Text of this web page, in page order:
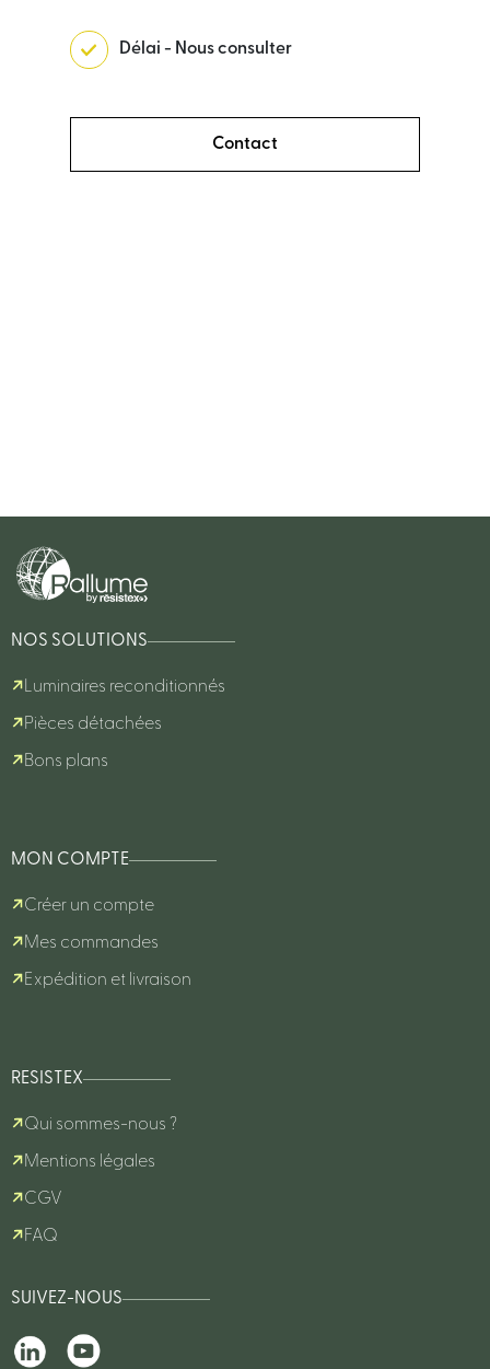
Délai - Nous consulter
Contact
NOS SOLUTIONS
Luminaires reconditionnés
Pièces détachées
Bons plans
MON COMPTE
Créer un compte
Mes commandes
Expédition et livraison
RESISTEX
Qui sommes-nous ?
Mentions légales
CGV
FAQ
SUIVEZ-NOUS